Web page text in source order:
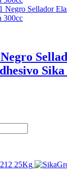
Sika